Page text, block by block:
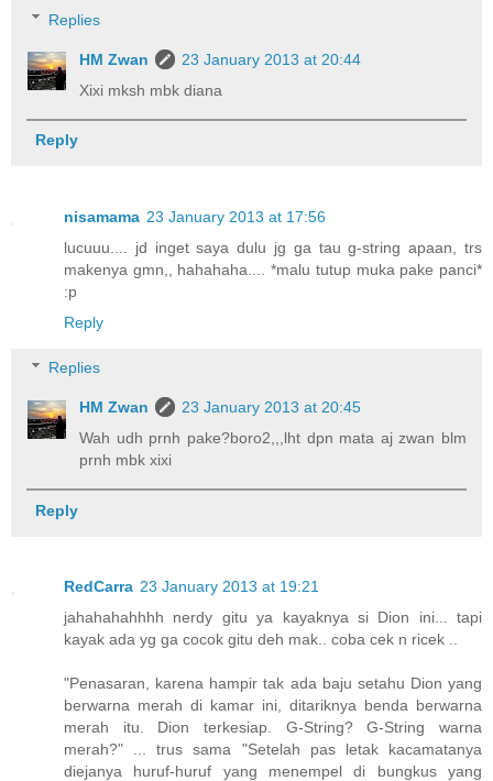
Replies
HM Zwan
23 January 2013 at 20:44
Xixi mksh mbk diana
Reply
nisamama 23 January 2013 at 17:56
lucuuu.... jd inget saya dulu jg ga tau g-string apaan, trs
makenya gmn,, hahahaha.... *malu tutup muka pake panci*
:p
Reply
Replies
HM Zwan
23 January 2013 at 20:45
Wah udh prnh pake?boro2,,,lht dpn mata aj zwan blm
prnh mbk xixi
Reply
RedCarra 23 January 2013 at 19:21
jahahahahhhh nerdy gitu ya kayaknya si Dion ini... tapi
kayak ada yg ga cocok gitu deh mak.. coba cek n ricek ..
"Penasaran, karena hampir tak ada baju setahu Dion yang
berwarna merah di kamar ini, ditariknya benda berwarna
merah itu. Dion terkesiap. G-String? G-String warna
merah?" ... trus sama "Setelah pas letak kacamatanya
diejanya huruf-huruf yang menempel di bungkus yang